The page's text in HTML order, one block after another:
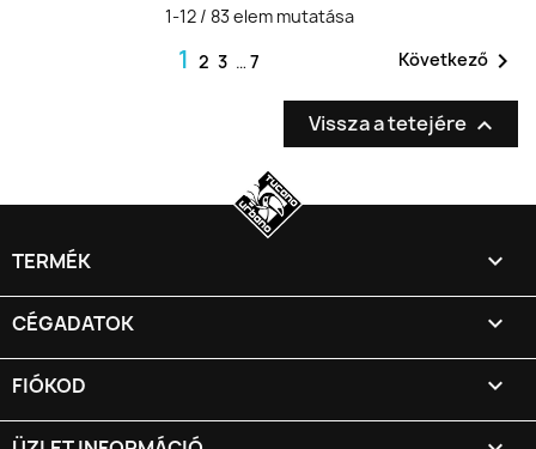
1-12 / 83 elem mutatása
123 … 7 Következő
Vissza a tetejére 
TERMÉK 
CÉGADATOK 
FIÓKOD 